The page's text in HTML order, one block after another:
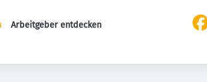
Arbeitgeber entdecken